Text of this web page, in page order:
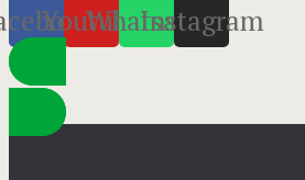
Youtube
Whatsapp
Instagram